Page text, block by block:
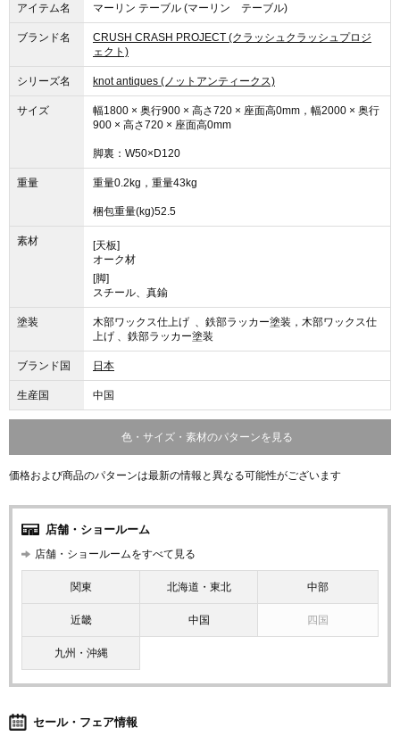
アイテム名 マーリン テーブル (マーリン テーブル)
ブランド名
CRUSH CRASH PROJECT (クラッシュクラッシュプロジ
ェクト)
シリーズ名 knot antiques (ノットアンティークス)
サイズ
幅1800 × 奥行900 × 高さ720 × 座面高0mm，幅2000 × 奥行
900 × 高さ720 × 座面高0mm
脚裏：W50×D120
重量 重量0.2kg，重量43kg
梱包重量(kg)52.5
素材
[天板]
オーク材
[脚]
スチール、真鍮
塗装
木部ワックス仕上げ 、鉄部ラッカー塗装，木部ワックス仕
上げ 、鉄部ラッカー塗装
ブランド国 日本
生産国 中国
色・サイズ・素材のパターンを見る
価格および商品のパターンは最新の情報と異なる可能性がございます
店舗・ショールーム
店舗・ショールームをすべて見る
関東 北海道・東北 中部
近畿 中国 四国
九州・沖縄
セール・フェア情報